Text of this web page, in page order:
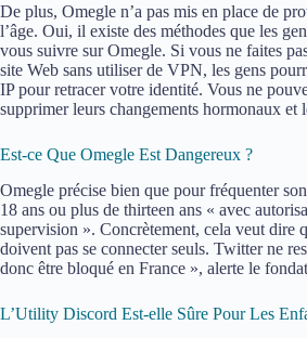
De plus, Omegle n’a pas mis en place de
l’âge. Oui, il existe des méthodes que les
vous suivre sur Omegle. Si vous ne faites
site Web sans utiliser de VPN, les gens
IP pour retracer votre identité. Vous ne
supprimer leurs changements hormonaux et
Est-ce Que Omegle Est Dangereux ?
Omegle précise bien que pour fréquenter
18 ans ou plus de thirteen ans « avec
supervision ». Concrètement, cela veut dire
doivent pas se connecter seuls. Twitter ne
donc être bloqué en France », alerte le
L’Utility Discord Est-elle Sûre Pour Les